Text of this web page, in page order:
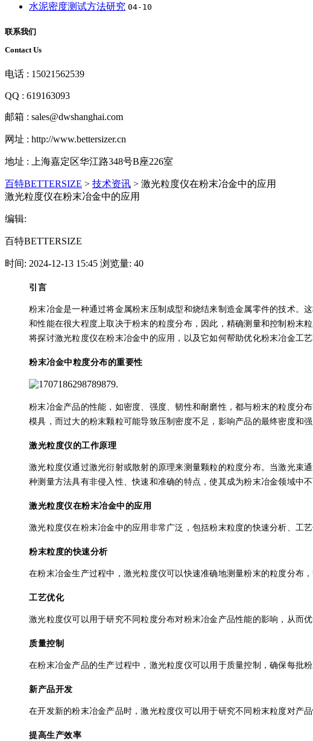
水泥密度测试方法研究 04-10
联系我们
Contact Us
电话 : 15021562539
QQ : 619163093
邮箱 : sales@dwshanghai.com
网址 : http://www.bettersizer.cn
地址 : 上海嘉定区华江路348号B座226室
百特BETTERSIZE > 技术资讯 > 激光粒度仪在粉末冶金中的应用
激光粒度仪在粉末冶金中的应用
编辑:
百特BETTERSIZE
时间: 2024-12-13 15:45 浏览量: 40
引言
粉末冶金是一种通过将金属粉末压制成型和烧结来制造金属零件的技术。
和性能在很大程度上取决于粉末的粒度分布，因此，精确测量和控制粉末
将探讨激光粒度仪在粉末冶金中的应用，以及它如何帮助优化粉末冶金工艺
粉末冶金中粒度分布的重要性
粉末冶金产品的性能，如密度、强度、韧性和耐磨性，都与粉末的粒度分
模具，而过大的粉末颗粒可能导致压制密度不足，影响产品的最终密度和
激光粒度仪的工作原理
激光粒度仪通过激光衍射或散射的原理来测量颗粒的粒度分布。当激光束
种测量方法具有非侵入性、快速和准确的特点，使其成为粉末冶金领域中不
激光粒度仪在粉末冶金中的应用
激光粒度仪在粉末冶金中的应用非常广泛，包括粉末粒度的快速分析、工
粉末粒度的快速分析
在粉末冶金生产过程中，激光粒度仪可以快速准确地测量粉末的粒度分布
工艺优化
激光粒度仪可以用于研究不同粒度分布对粉末冶金产品性能的影响，从而
质量控制
在粉末冶金产品的生产过程中，激光粒度仪可以用于质量控制，确保每批
新产品开发
在开发新的粉末冶金产品时，激光粒度仪可以用于研究不同粉末粒度对产
提高生产效率